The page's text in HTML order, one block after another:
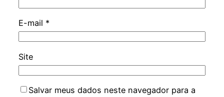
E-mail *
Site
Salvar meus dados neste navegador para a